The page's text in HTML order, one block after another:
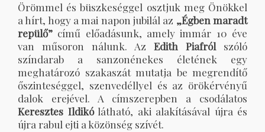
Örömmel és büszkeséggel osztjuk meg Önökkel
a hírt, hogy a mai napon jubilál az „Égben maradt
repülő” című előadásunk, amely immár 10 éve
van műsoron nálunk. Az Edith Piafról szóló
színdarab a sanzonénekes életének egy
meghatározó szakaszát mutatja be megrendítő
őszinteséggel, szenvedéllyel és az örökérvényű
dalok erejével. A címszerepben a csodálatos
Keresztes Ildikólátható, aki alakításával újra és
újra rabul ejti a közönség szívét.